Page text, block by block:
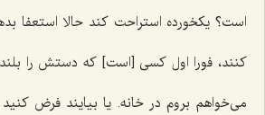
است؟ یکخورده استراحت کند حالا استعفا
کنند، فورا اول کسی [است‌] که دستش را بلند
می‌خواهم بروم در خانه. یا بیایند فرض